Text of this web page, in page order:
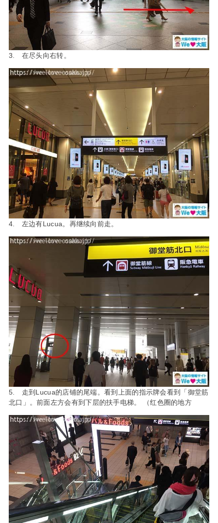
3. 在尽头向右转。
4. 左边有Lucua。再继续向前走。
5. 走到Lucua的店铺的尾端。看到上面的指示牌会看到「御堂筋
北口」。前面左方会有到下层的扶手电梯。 （红色圈的地方